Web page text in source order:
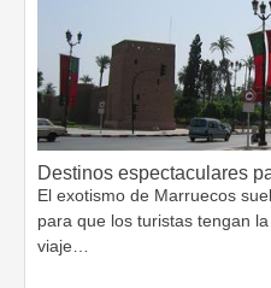
Destinos espectaculares
El exotismo de Marruecos
para que los turistas tengan
viaje…